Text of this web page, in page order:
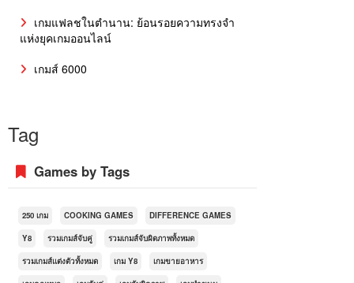
เกมแฟลชในตำนาน: ย้อนรอยความทรงจำ
แห่งยุคเกมออนไลน์
เกมส์ 6000
Tag
Games by Tags
250 เกม COOKING GAMES DIFFERENCE GAMES
Y8 รวมเกมส์จับคู่ รวมเกมส์จับผิดภาพทั้งหมด
รวมเกมส์แต่งตัวทั้งหมด เกม Y8 เกมขายอาหาร